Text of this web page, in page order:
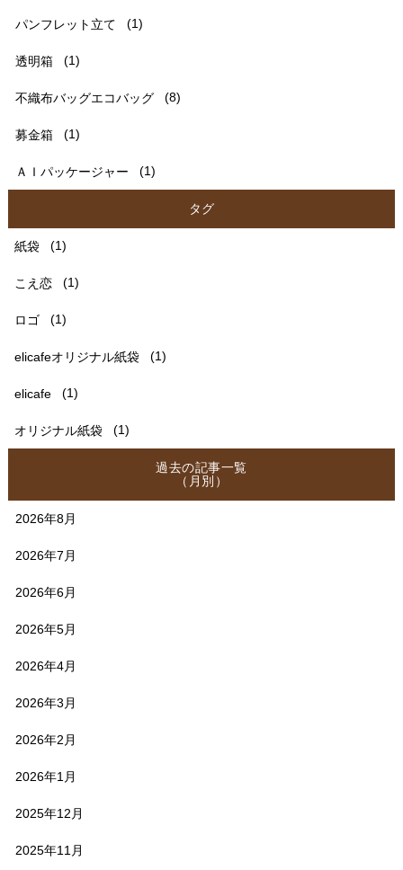
パンフレット立て (1)
透明箱 (1)
不織布バッグエコバッグ (8)
募金箱 (1)
ＡＩパッケージャー (1)
タグ
紙袋 (1)
こえ恋 (1)
ロゴ (1)
elicafeオリジナル紙袋 (1)
elicafe (1)
オリジナル紙袋 (1)
過去の記事一覧
（月別）
2026年8月
2026年7月
2026年6月
2026年5月
2026年4月
2026年3月
2026年2月
2026年1月
2025年12月
2025年11月